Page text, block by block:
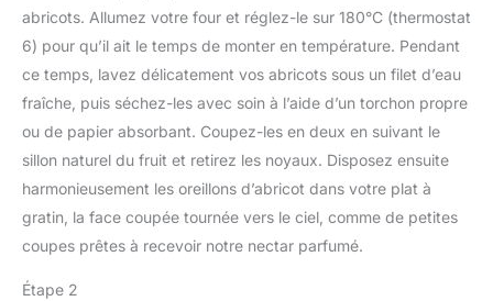
abricots. Allumez votre four et réglez-le sur 180°C (thermostat
6) pour qu’il ait le temps de monter en température. Pendant
ce temps, lavez délicatement vos abricots sous un filet d’eau
fraîche, puis séchez-les avec soin à l’aide d’un torchon propre
ou de papier absorbant. Coupez-les en deux en suivant le
sillon naturel du fruit et retirez les noyaux. Disposez ensuite
harmonieusement les oreillons d’abricot dans votre plat à
gratin, la face coupée tournée vers le ciel, comme de petites
coupes prêtes à recevoir notre nectar parfumé.
Étape 2